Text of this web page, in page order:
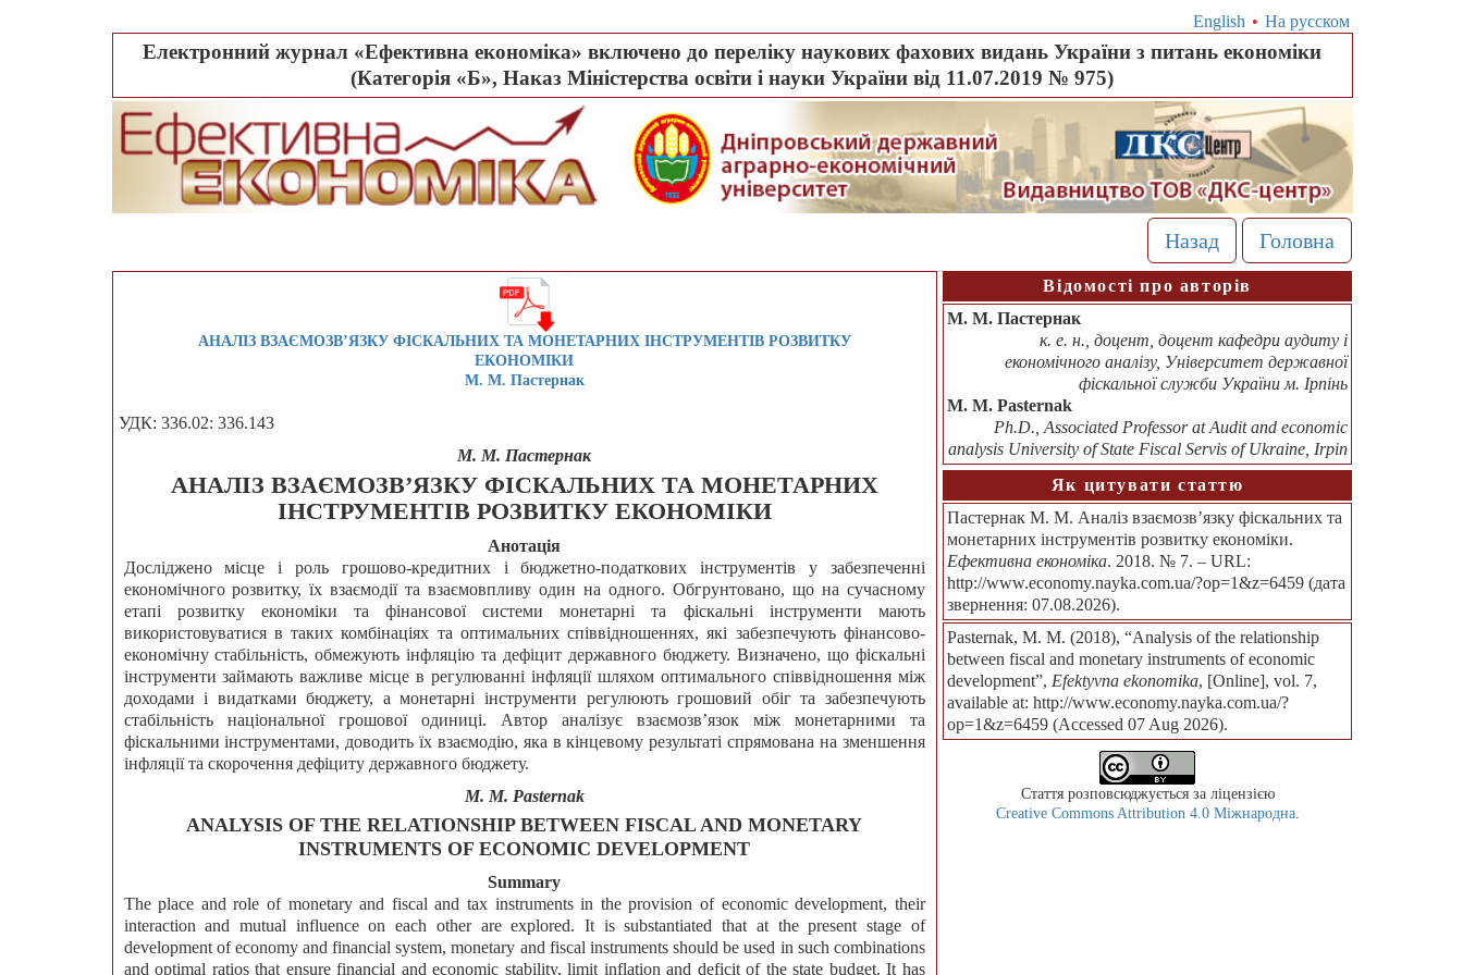
English • На русском
Електронний журнал «Ефективна економіка» включено до переліку наукових фахових видань України з питань економіки
(Категорія «Б», Наказ Міністерства освіти і науки України від 11.07.2019 № 975)
Назад Головна
АНАЛІЗ ВЗАЄМОЗВ’ЯЗКУ ФІСКАЛЬНИХ ТА МОНЕТАРНИХ ІНСТРУМЕНТІВ РОЗВИТКУ
ЕКОНОМІКИ
М. М. Пастернак
УДК: 336.02: 336.143
М. М. Пастернак
АНАЛІЗ ВЗАЄМОЗВ’ЯЗКУ ФІСКАЛЬНИХ ТА МОНЕТАРНИХ
ІНСТРУМЕНТІВ РОЗВИТКУ ЕКОНОМІКИ
Анотація
Досліджено місце і роль грошово-кредитних і бюджетно-податкових інструментів у забезпеченні
економічного розвитку, їх взаємодії та взаємовпливу один на одного. Обгрунтовано, що на сучасному
етапі розвитку економіки та фінансової системи монетарні та фіскальні інструменти мають
використовуватися в таких комбінаціях та оптимальних співвідношеннях, які забезпечують фінансово-
економічну стабільність, обмежують інфляцію та дефіцит державного бюджету. Визначено, що фіскальні
інструменти займають важливе місце в регулюванні інфляції шляхом оптимального співвідношення між
доходами і видатками бюджету, а монетарні інструменти регулюють грошовий обіг та забезпечують
стабільність національної грошової одиниці. Автор аналізує взаємозв’язок між монетарними та
фіскальними інструментами, доводить їх взаємодію, яка в кінцевому результаті спрямована на зменшення
інфляції та скорочення дефіциту державного бюджету.
М. М. Pasternak
ANALYSIS OF THE RELATIONSHIP BETWEEN FISCAL AND MONETARY
INSTRUMENTS OF ECONOMIC DEVELOPMENT
Summary
The place and role of monetary and fiscal and tax instruments in the provision of economic development, their
interaction and mutual influence on each other are explored. It is substantiated that at the present stage of
development of economy and financial system, monetary and fiscal instruments should be used in such combinations
and optimal ratios that ensure financial and economic stability, limit inflation and deficit of the state budget. It has
Відомості про авторів
М. М. Пастернак
к. е. н., доцент, доцент кафедри аудиту і
економічного аналізу, Університет державної
фіскальної служби України м. Ірпінь
М. М. Pasternak
Ph.D., Associated Professor at Audit and economic
analysis University of State Fiscal Servis of Ukraine, Irpin
Як цитувати статтю
Пастернак М. М. Аналіз взаємозв’язку фіскальних та
монетарних інструментів розвитку економіки.
Ефективна економіка. 2018. № 7. – URL:
http://www.economy.nayka.com.ua/?op=1&z=6459 (дата
звернення: 07.08.2026).
Pasternak, М. М. (2018), “Analysis of the relationship
between fiscal and monetary instruments of economic
development”, Efektyvna ekonomika, [Online], vol. 7,
available at: http://www.economy.nayka.com.ua/?
op=1&z=6459 (Accessed 07 Aug 2026).
Стаття розповсюджується за ліцензією
Creative Commons Attribution 4.0 Міжнародна.